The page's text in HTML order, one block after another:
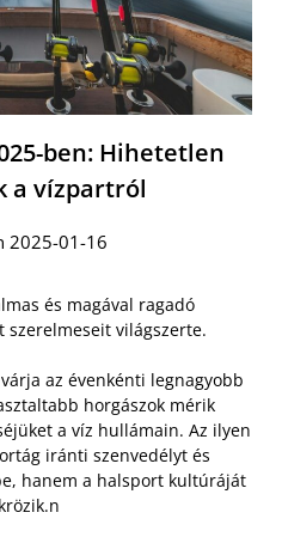
ben: Hihetetlen
a vízpartról
2025-01-16
és magával ragadó
szerelmeseit világszerte.
az évenkénti legnagyobb
horgászok mérik
a víz hullámain. Az ilyen
iránti szenvedélyt és
hanem a halsport kultúráját